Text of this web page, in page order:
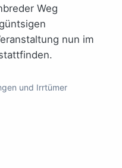
Weg
nun im
und Irrtümer